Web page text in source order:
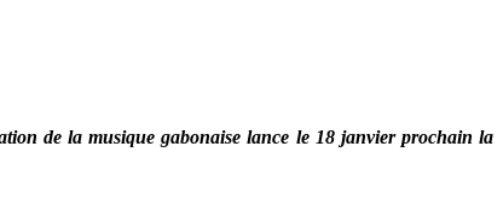
de la musique gabonaise lance le 18 janvier prochain la